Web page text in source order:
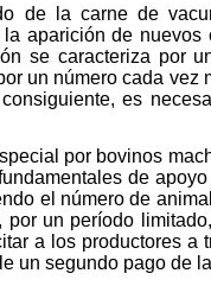
de la carne de
aparición de
se caracteriza por
un número cada vez
es
por bovinos
de
el número de
por un período
a los productores a
un segundo pago de